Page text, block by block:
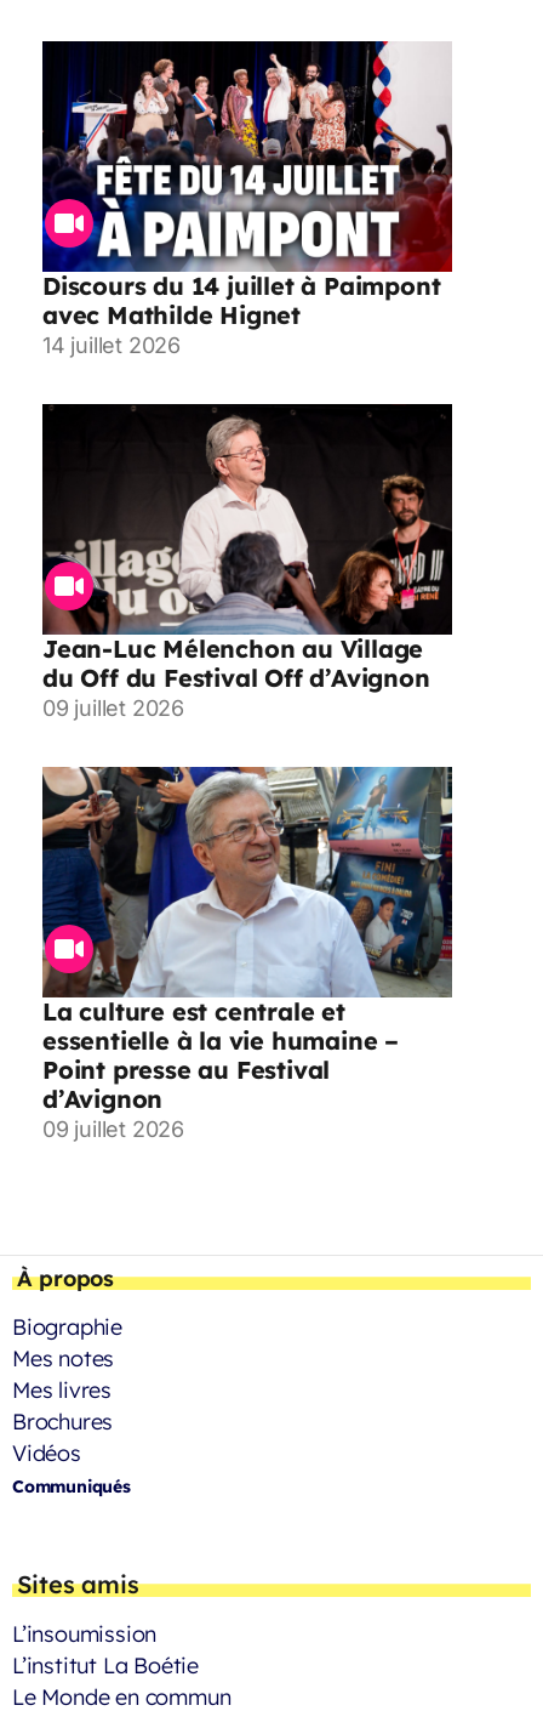
Discours du 14 juillet à Paimpont
avec Mathilde Hignet
14 juillet 2026
Jean-Luc Mélenchon au Village
du Off du Festival Off d’Avignon
09 juillet 2026
La culture est centrale et
essentielle à la vie humaine –
Point presse au Festival
d’Avignon
09 juillet 2026
À propos
Biographie
Mes notes
Mes livres
Brochures
Vidéos
Communiqués
Sites amis
L’insoumission
L’institut La Boétie
Le Monde en commun